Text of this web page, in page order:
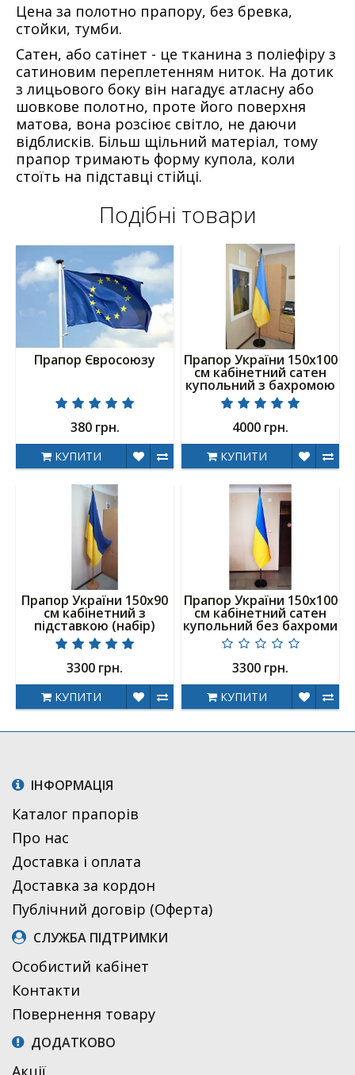
Цена за полотно прапору, без бревка,
стойки, тумби.
Сатен, або сатінет - це тканина з поліефіру з
сатиновим переплетенням ниток. На дотик
з лицьового боку він нагадує атласну або
шовкове полотно, проте його поверхня
матова, вона розсіює світло, не даючи
відблисків. Більш щільний матеріал, тому
прапор тримають форму купола, коли
стоїть на підставці стійці.
Подібні товари
Прапор Євросоюзу
380 грн.
КУПИТИ
Прапор України 150х100
см кабінетний сатен
купольний з бахромою
4000 грн.
КУПИТИ
Прапор України 150х90
см кабінетний з
підставкою (набір)
3300 грн.
КУПИТИ
Прапор України 150х100
см кабінетний сатен
купольний без бахроми
3300 грн.
КУПИТИ
ІНФОРМАЦІЯ
Каталог прапорів
Про нас
Доставка і оплата
Доставка за кордон
Публічний договір (Оферта)
СЛУЖБА ПІДТРИМКИ
Особистий кабінет
Контакти
Повернення товару
ДОДАТКОВО
Акції